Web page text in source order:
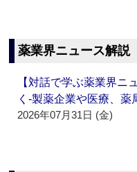
薬業界ニュース解説
【対話で学ぶ薬業界ニ
く‐製薬企業や医療、
2026年07月31日 (金)